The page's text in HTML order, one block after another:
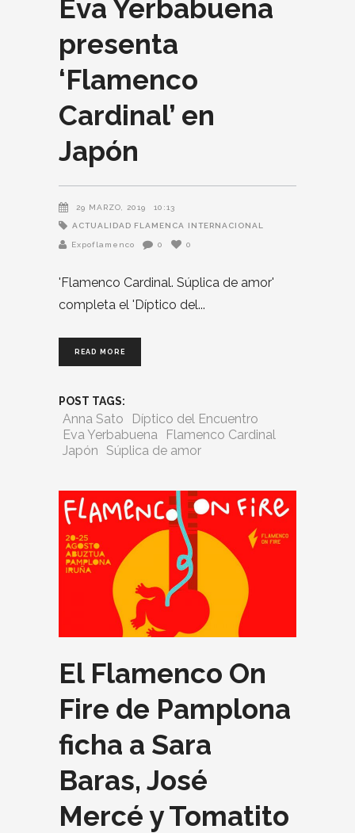
Eva Yerbabuena
presenta
‘Flamenco
Cardinal’ en
Japón
29 MARZO, 2019 10:13
ACTUALIDAD FLAMENCA INTERNACIONAL
Expoflamenco 0 0
'Flamenco Cardinal. Súplica de amor'
completa el 'Díptico del
READ MORE
POST TAGS:
Anna Sato
Díptico del Encuentro
Eva Yerbabuena
Flamenco Cardinal
Japón Súplica de amor
El Flamenco On
Fire de Pamplona
ficha a Sara
Baras, José
Mercé y Tomatito